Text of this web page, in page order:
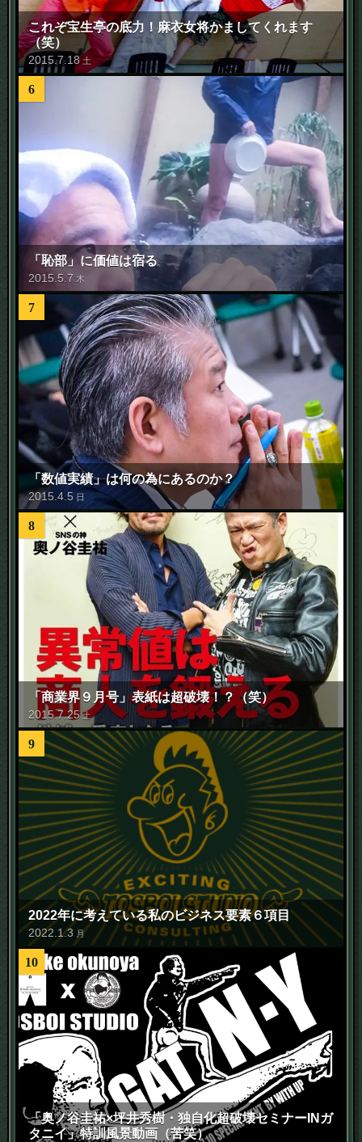
これぞ宝生亭の底力！麻衣女将かましてくれます
（笑）
2015.7.18 土
6
「恥部」に価値は宿る
2015.5.7 木
7
「数値実績」は何の為にあるのか？
2015.4.5 日
8
「商業界９月号」表紙は超破壊！？（笑）
2015.7.25 土
9
2022年に考えている私のビジネス要素６項目
2022.1.3 月
10
「奥ノ谷圭祐×坪井秀樹・独自化超破壊セミナーINガ
タニイ」特訓風景動画（苦笑）